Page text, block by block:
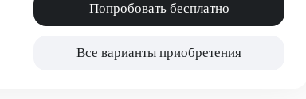
Попробовать бесплатно
Все варианты приобретения